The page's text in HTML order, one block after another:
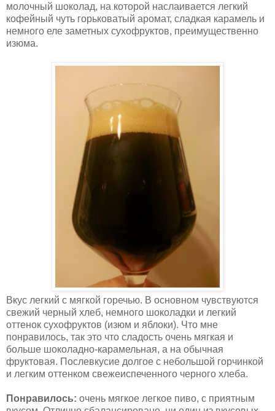
молочный шоколад, на которой наслаивается легкий
кофейный чуть горьковатый аромат, сладкая карамель и
немного еле заметных сухофруктов, преимущественно
изюма.
Вкус легкий с мягкой горечью. В основном чувствуются
свежий черный хлеб, немного шоколадки и легкий
оттенок сухофруктов (изюм и яблоки). Что мне
понравилось, так это что сладость очень мягкая и
больше шоколадно-карамельная, а на обычная
фруктовая. Послевкусие долгое с небольшой горчинкой
и легким оттенком свежеиспеченного черного хлеба.
Понравилось: очень мягкое легкое пиво, с приятным